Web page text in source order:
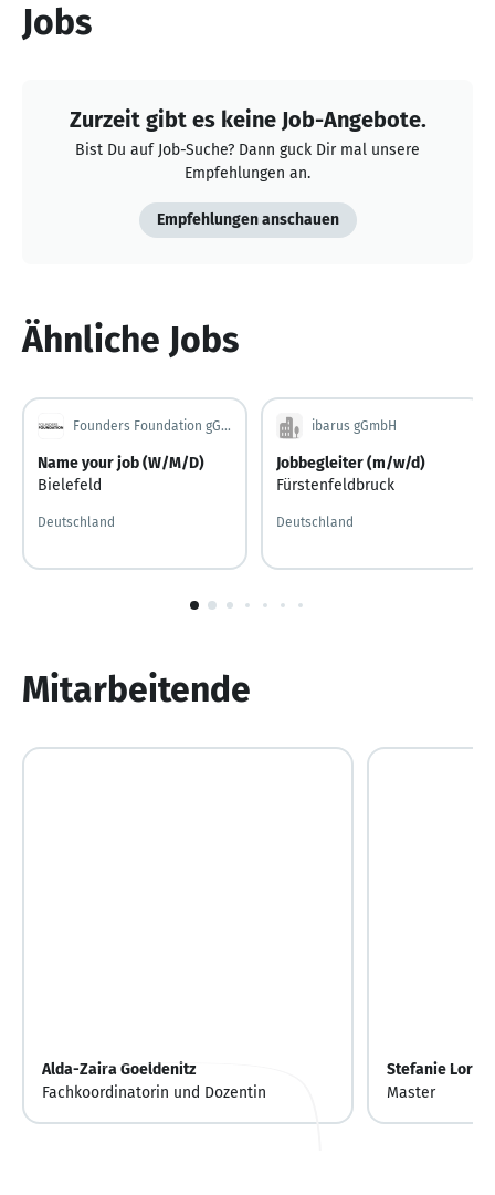
Jobs
Zurzeit gibt es keine Job-Angebote.
Bist Du auf Job-Suche? Dann guck Dir mal unsere
Empfehlungen an.
Empfehlungen anschauen
Ähnliche Jobs
Founders Foundation gGmbH
Name your job (W/M/D)
Bielefeld
Deutschland
ibarus gGmbH
Jobbegleiter (m/w/d)
Fürstenfeldbruck
Deutschland
Mitarbeitende
Alda-Zaira Goeldenitz
Fachkoordinatorin und Dozentin
Stefanie
Master